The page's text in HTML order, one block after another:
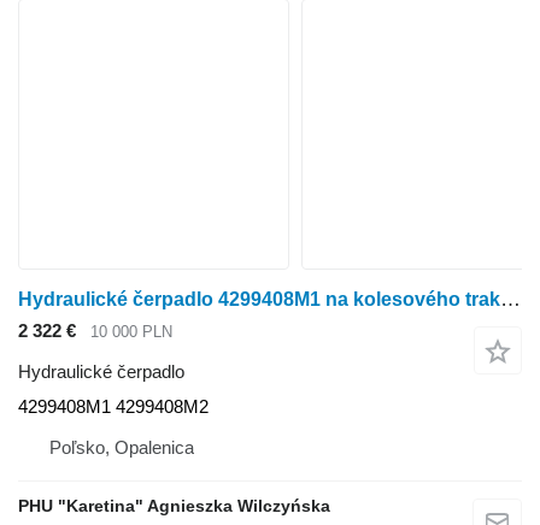
Hydraulické čerpadlo 4299408M1 na kolesového traktora Massey Ferguson Valtra S354 Massey 8480
2 322 € 10 000 PLN
Hydraulické čerpadlo
4299408M1 4299408M2
Poľsko, Opalenica
PHU "Karetina" Agnieszka Wilczyńska